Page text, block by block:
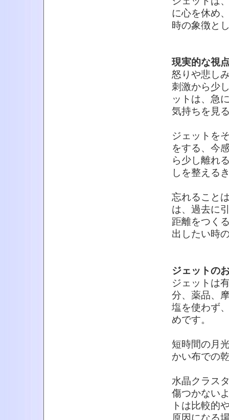
に心を休め
時の象徴と
現実的な視
怒りや悲し
刺激から少
ットは、急
気持ちを見
ジェットを
をする、今
ら少し離れ
しを整える
忘れること
は、過去に
距離をつく
出したい時
ジェットの
ジェットは
分、薬品、
塩を使わず
めです。
短時間の月
かい布での
水晶クラス
傷つかない
トは比較的
原因になる